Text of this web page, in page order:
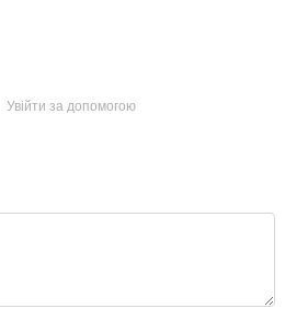
Увійти за допомогою